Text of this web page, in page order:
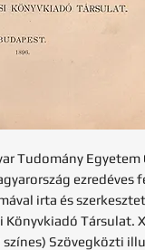
Tudomány Egyetem
ezredéves
irta és
Könyvkiadó Társulat.
Szövegközti